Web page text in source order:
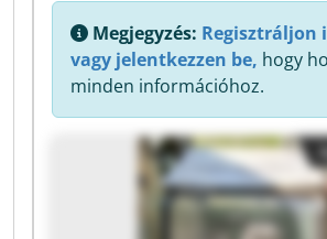
Megjegyzés: Regisztráljon
vagy jelentkezzen be, hogy
minden információhoz.